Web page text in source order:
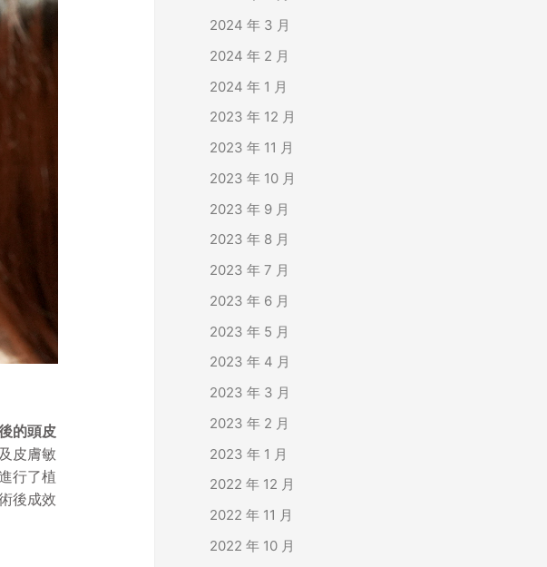
的頭皮
皮膚敏
行了植
後成效
2024 年 3 月
2024 年 2 月
2024 年 1 月
2023 年 12 月
2023 年 11 月
2023 年 10 月
2023 年 9 月
2023 年 8 月
2023 年 7 月
2023 年 6 月
2023 年 5 月
2023 年 4 月
2023 年 3 月
2023 年 2 月
2023 年 1 月
2022 年 12 月
2022 年 11 月
2022 年 10 月